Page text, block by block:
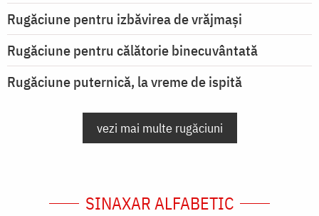
Rugăciune pentru izbăvirea de vrăjmași
Rugăciune pentru călătorie binecuvântată
Rugăciune puternică, la vreme de ispită
vezi mai multe rugăciuni
SINAXAR ALFABETIC